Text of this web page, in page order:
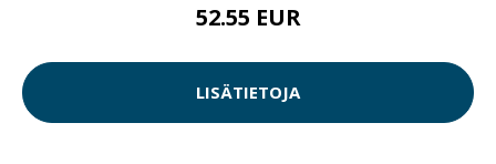
52.55 EUR
LISÄTIETOJA